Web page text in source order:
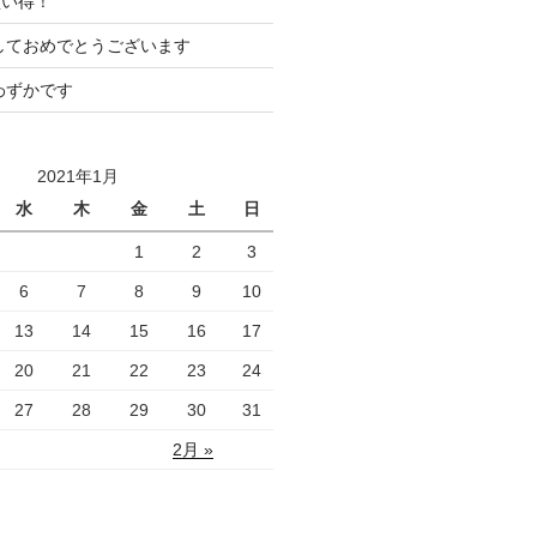
おめでとうございます
ずかです
2021年1月
水
木 金 土 日
2月 »
1 2 3
6 7 8 9 10
13 14 15 16 17
20 21 22 23 24
27 28 29 30 31